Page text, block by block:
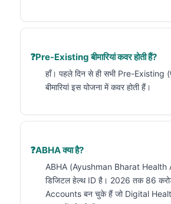
Pre-Existing बीमारियां कवर होती हैं?
हाँ। पहले दिन से ही सभी Pre-Existing
बीमारियां इस योजना में कवर होती हैं।
ABHA क्या है?
ABHA (Ayushman Bharat Health
डिजिटल हेल्थ ID है। 2026 तक 86
Accounts बन चुके हैं जो Digital